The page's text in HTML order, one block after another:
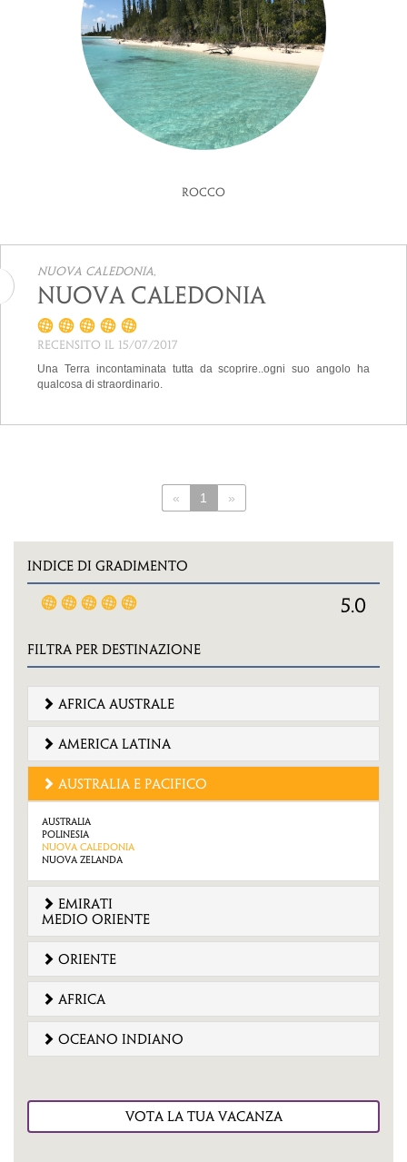
Rocco
Nuova Caledonia,
Nuova Caledonia
Recensito il 15/07/2017
Una Terra incontaminata tutta da scoprire..ogni suo angolo ha
qualcosa di straordinario.
« 1 »
INDICE DI GRADIMENTO
5.0
FILTRA PER DESTINAZIONE
africa australe
america latina
australia e pacifico
Australia
Polinesia
Nuova Caledonia
Nuova Zelanda
emirati
medio oriente
oriente
africa
oceano indiano
VOTA LA TUA VACANZA